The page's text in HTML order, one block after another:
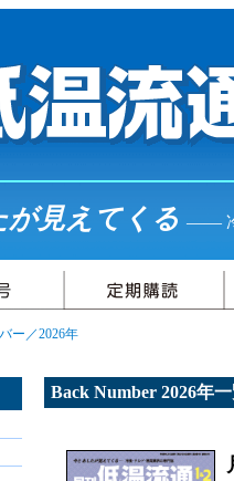
が見えてくる ――
ー／2026年
Back Number 2026年